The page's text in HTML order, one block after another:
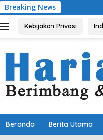
Breaking News
Kebijakan Privasi
Beranda Berita Utama